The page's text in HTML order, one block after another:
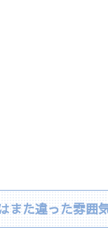
また違った雰囲